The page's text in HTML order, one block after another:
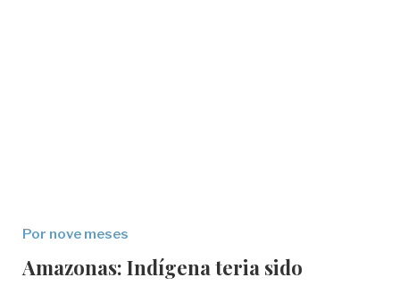
Por nove meses
Amazonas: Indígena teria sido